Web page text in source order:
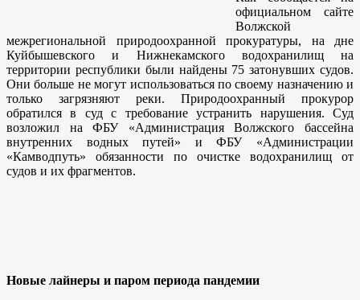
официальном сайте
Волжской
межрегиональной природоохранной прокуратуры, на дне
Куйбышевского и Нижнекамского водохранилищ на
территории республики были найдены 75 затонувших судов.
Они больше не могут использоваться по своему назначению и
только загрязняют реки. Природоохранный прокурор
обратился в суд с требование устранить нарушения. Суд
возложил на ФБУ «Администрация Волжского бассейна
внутренних водных путей» и ФБУ «Администрации
«Камводпуть» обязанности по очистке водохранилищ от
судов и их фрагментов.
Новые лайнеры и паром периода пандемии